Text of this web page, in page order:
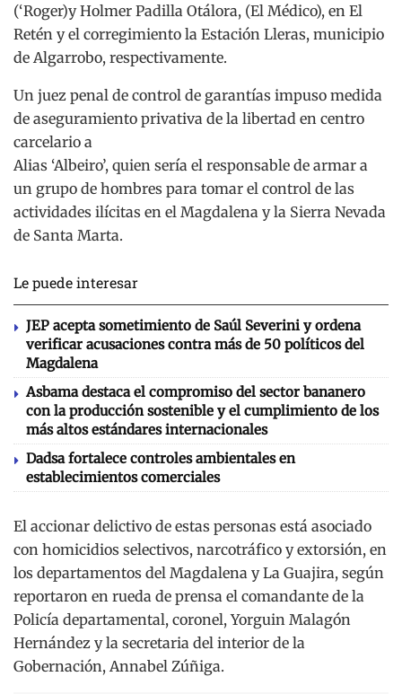
(‘Roger)y Holmer Padilla Otálora, (El Médico), en El
Retén y el corregimiento la Estación Lleras, municipio
de Algarrobo, respectivamente.
Un juez penal de control de garantías impuso medida
de aseguramiento privativa de la libertad en centro
carcelario a
Alias ‘Albeiro’, quien sería el responsable de armar a
un grupo de hombres para tomar el control de las
actividades ilícitas en el Magdalena y la Sierra Nevada
de Santa Marta.
Le puede interesar
JEP acepta sometimiento de Saúl Severini y ordena
verificar acusaciones contra más de 50 políticos del
Magdalena
Asbama destaca el compromiso del sector bananero
con la producción sostenible y el cumplimiento de los
más altos estándares internacionales
Dadsa fortalece controles ambientales en
establecimientos comerciales
El accionar delictivo de estas personas está asociado
con homicidios selectivos, narcotráfico y extorsión, en
los departamentos del Magdalena y La Guajira, según
reportaron en rueda de prensa el comandante de la
Policía departamental, coronel, Yorguin Malagón
Hernández y la secretaria del interior de la
Gobernación, Annabel Zúñiga.